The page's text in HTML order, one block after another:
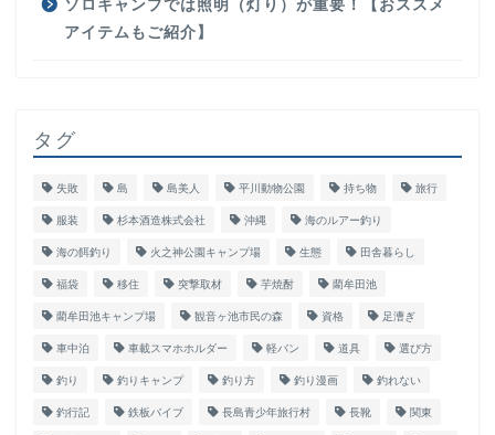
ソロキャンプでは照明（灯り）が重要！【おススメ
アイテムもご紹介】
タグ
失敗 島 島美人 平川動物公園 持ち物 旅行
服装 杉本酒造株式会社 沖縄 海のルアー釣り
海の餌釣り 火之神公園キャンプ場 生態 田舎暮らし
福袋 移住 突撃取材 芋焼酎 藺牟田池
藺牟田池キャンプ場 観音ヶ池市民の森 資格 足漕ぎ
車中泊 車載スマホホルダー 軽バン 道具 選び方
釣り 釣りキャンプ 釣り方 釣り漫画 釣れない
釣行記 鉄板バイブ 長島青少年旅行村 長靴 関東